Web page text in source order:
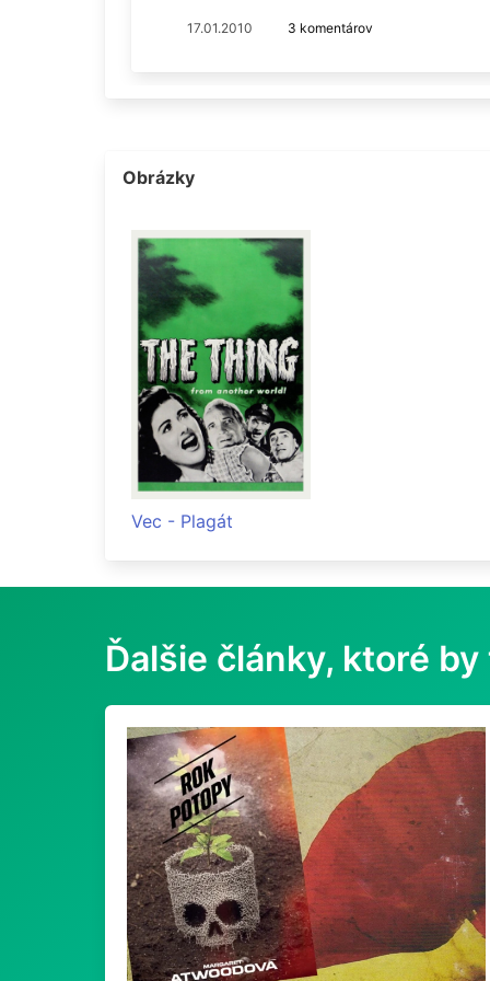
17.01.2010 3 komentárov
Obrázky
Vec - Plagát
Ďalšie články, ktoré